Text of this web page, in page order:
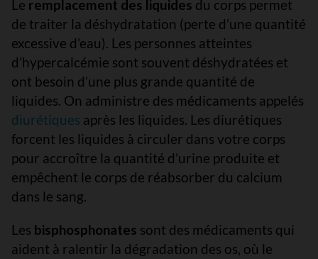
Le remplacement des liquides du corps permet
de traiter la déshydratation (perte d’une quantité
excessive d’eau). Les personnes atteintes
d’hypercalcémie sont souvent déshydratées et
ont besoin d’une plus grande quantité de
liquides. On administre des médicaments appelés
diurétiques après les liquides. Les diurétiques
forcent les liquides à circuler dans votre corps
pour accroître la quantité d’urine produite et
empêchent le corps de réabsorber du calcium
dans le sang.
Les bisphosphonates sont des médicaments qui
aident à ralentir la dégradation des os, où le